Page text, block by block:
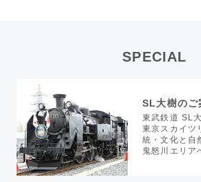
SPECIAL
SL大樹のご
東武鉄道 SL
東京スカイツ
統・文化と自
鬼怒川エリア